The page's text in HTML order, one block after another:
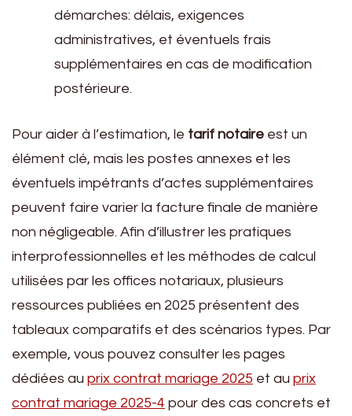
démarches: délais, exigences
administratives, et éventuels frais
supplémentaires en cas de modification
postérieure.
Pour aider à l’estimation, le tarif notaire est un
élément clé, mais les postes annexes et les
éventuels impétrants d’actes supplémentaires
peuvent faire varier la facture finale de manière
non négligeable. Afin d’illustrer les pratiques
interprofessionnelles et les méthodes de calcul
utilisées par les offices notariaux, plusieurs
ressources publiées en 2025 présentent des
tableaux comparatifs et des scénarios types. Par
exemple, vous pouvez consulter les pages
dédiées au prix contrat mariage 2025 et au prix
contrat mariage 2025-4 pour des cas concrets et